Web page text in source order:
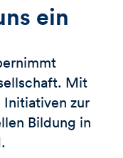
ein
Mit
Initiativen zur
Bildung in